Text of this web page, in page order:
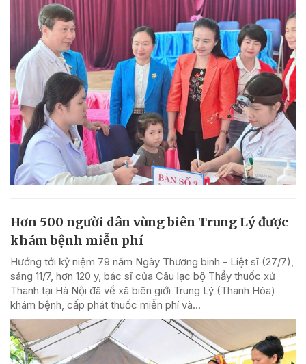
Hơn 500 người dân vùng biên Trung Lý được
khám bệnh miễn phí
Hướng tới kỷ niệm 79 năm Ngày Thương binh - Liệt sĩ (27/7),
sáng 11/7, hơn 120 y, bác sĩ của Câu lạc bộ Thầy thuốc xứ
Thanh tại Hà Nội đã về xã biên giới Trung Lý (Thanh Hóa)
khám bệnh, cấp phát thuốc miễn phí và...